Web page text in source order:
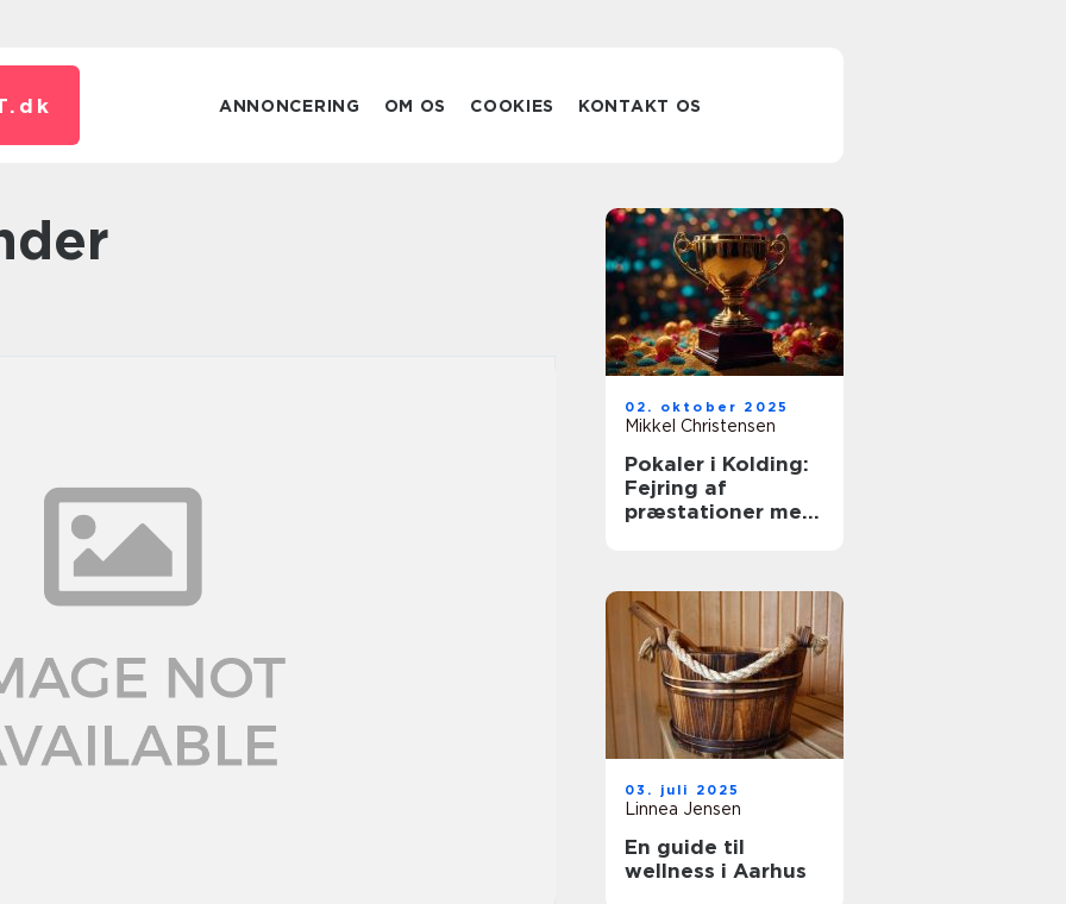
dk ANNONCERING OM OS COOKIES KONTAKT OS
02. oktober 2025
Mikkel Christensen
Pokaler i Kolding:
Fejring af
præstationer med
03. juli 2025
Linnea Jensen
En guide til
wellness i Aarhus